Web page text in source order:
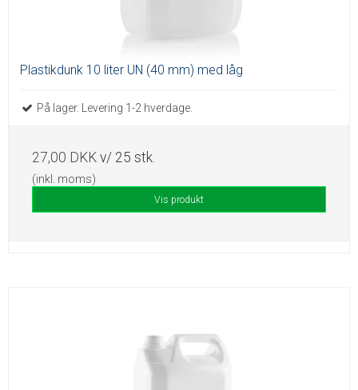
Plastikdunk 10 liter UN (40 mm) med låg
På lager. Levering 1-2 hverdage.
27,00 DKK v/ 25 stk.
(inkl. moms)
Vis produkt